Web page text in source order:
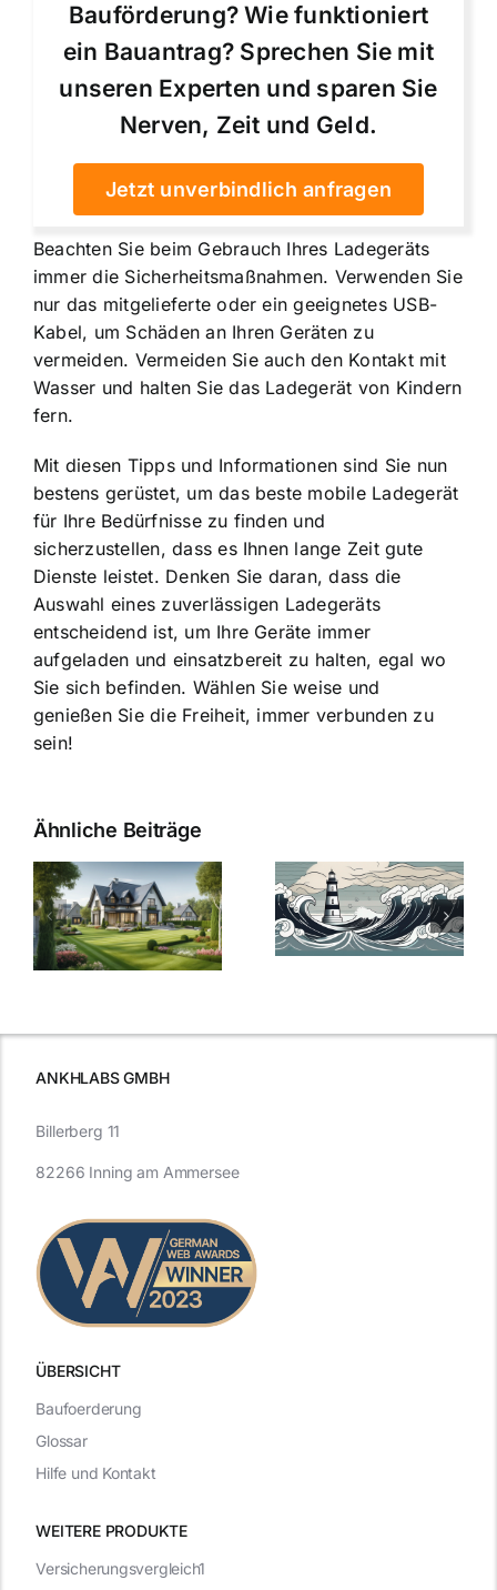
Bauförderung? Wie funktioniert
ein Bauantrag? Sprechen Sie mit
unseren Experten und sparen Sie
Nerven, Zeit und Geld.
Jetzt unverbindlich anfragen
Beachten Sie beim Gebrauch Ihres Ladegeräts
immer die Sicherheitsmaßnahmen. Verwenden Sie
nur das mitgelieferte oder ein geeignetes USB-
Kabel, um Schäden an Ihren Geräten zu
vermeiden. Vermeiden Sie auch den Kontakt mit
Wasser und halten Sie das Ladegerät von Kindern
fern.
Mit diesen Tipps und Informationen sind Sie nun
bestens gerüstet, um das beste mobile Ladegerät
für Ihre Bedürfnisse zu finden und
sicherzustellen, dass es Ihnen lange Zeit gute
Dienste leistet. Denken Sie daran, dass die
Auswahl eines zuverlässigen Ladegeräts
entscheidend ist, um Ihre Geräte immer
aufgeladen und einsatzbereit zu halten, egal wo
Sie sich befinden. Wählen Sie weise und
genießen Sie die Freiheit, immer verbunden zu
sein!
Ähnliche Beiträge
Bauzinsen im
Sturm: Die
aktuelle
Entwicklung
Die Evolution
der
Bauzinsen: Ein
Blick in die
ANKHLABS GMBH
ÜBERSICHT
WEITERE PRODUKTE
Versicherungsvergleich1
Billerberg 11
82266 Inning am Ammersee
Baufoerderung
Glossar
Hilfe und Kontakt